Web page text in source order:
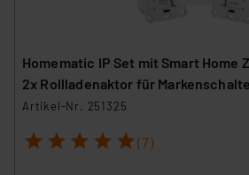
Homematic IP Set mit Smart Home
2x Rollladenaktor für
Artikel-Nr. 251325
1 2 3 4 5 (7)